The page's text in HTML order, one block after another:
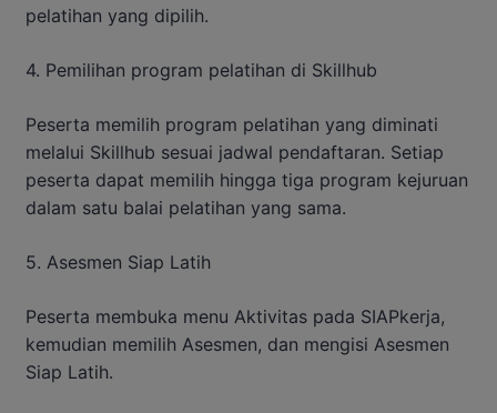
pelatihan yang dipilih.
4. Pemilihan program pelatihan di Skillhub
Peserta memilih program pelatihan yang diminati
melalui Skillhub sesuai jadwal pendaftaran. Setiap
peserta dapat memilih hingga tiga program kejuruan
dalam satu balai pelatihan yang sama.
5. Asesmen Siap Latih
Peserta membuka menu Aktivitas pada SIAPkerja,
kemudian memilih Asesmen, dan mengisi Asesmen
Siap Latih.